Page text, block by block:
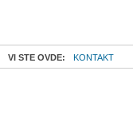
VI STE OVDE: KONTAKT